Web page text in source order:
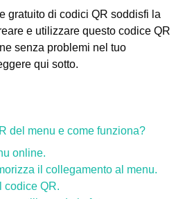
gratuito di codici QR soddisfi la
e utilizzare questo codice QR
senza problemi nel tuo
qui sotto.
del menu e come funziona?
online.
il collegamento al menu.
codice QR.